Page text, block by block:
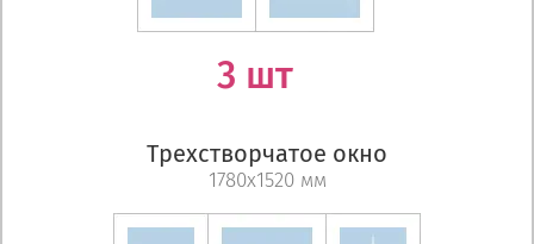
3 шт
Трехстворчатое окно
1780х1520 мм